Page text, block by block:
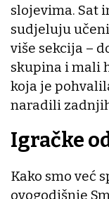
slojevima. Sat
sudjeluju
više sekcija –
skupina i mali
koja je
naradili
Igračke
Kako smo već
ovogodišnje